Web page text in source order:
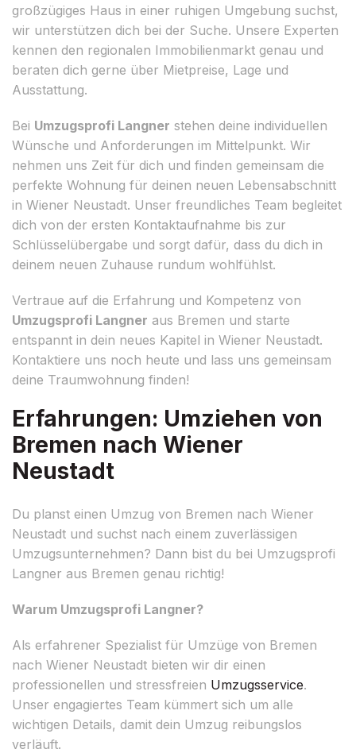
großzügiges Haus in einer ruhigen Umgebung suchst,
wir unterstützen dich bei der Suche. Unsere Experten
kennen den regionalen Immobilienmarkt genau und
beraten dich gerne über Mietpreise, Lage und
Ausstattung.
Bei Umzugsprofi Langner stehen deine individuellen
Wünsche und Anforderungen im Mittelpunkt. Wir
nehmen uns Zeit für dich und finden gemeinsam die
perfekte Wohnung für deinen neuen Lebensabschnitt
in Wiener Neustadt. Unser freundliches Team begleitet
dich von der ersten Kontaktaufnahme bis zur
Schlüsselübergabe und sorgt dafür, dass du dich in
deinem neuen Zuhause rundum wohlfühlst.
Vertraue auf die Erfahrung und Kompetenz von
Umzugsprofi Langner aus Bremen und starte
entspannt in dein neues Kapitel in Wiener Neustadt.
Kontaktiere uns noch heute und lass uns gemeinsam
deine Traumwohnung finden!
Erfahrungen: Umziehen von
Bremen nach Wiener
Neustadt
Du planst einen Umzug von Bremen nach Wiener
Neustadt und suchst nach einem zuverlässigen
Umzugsunternehmen? Dann bist du bei Umzugsprofi
Langner aus Bremen genau richtig!
Warum Umzugsprofi Langner?
Als erfahrener Spezialist für Umzüge von Bremen
nach Wiener Neustadt bieten wir dir einen
professionellen und stressfreien Umzugsservice.
Unser engagiertes Team kümmert sich um alle
wichtigen Details, damit dein Umzug reibungslos
verläuft.